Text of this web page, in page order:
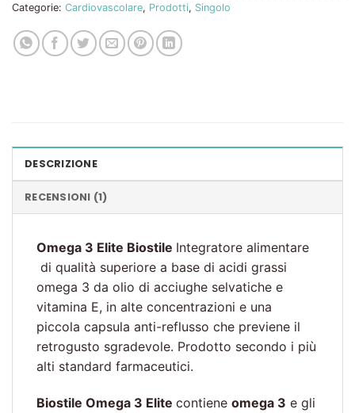
Categorie: Cardiovascolare, Prodotti, Singolo
DESCRIZIONE
RECENSIONI (1)
Omega 3 Elite Biostile Integratore alimentare
di qualità superiore a base di acidi grassi
omega 3 da olio di acciughe selvatiche e
vitamina E, in alte concentrazioni e una
piccola capsula anti-reflusso che previene il
retrogusto sgradevole. Prodotto secondo i più
alti standard farmaceutici.
Biostile Omega 3 Elite contiene omega 3 e gli